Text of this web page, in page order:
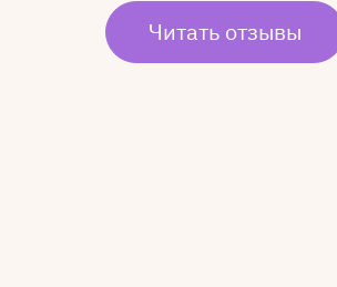
Читать отзывы